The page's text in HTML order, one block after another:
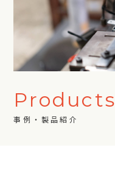
Products
事例・製品紹介